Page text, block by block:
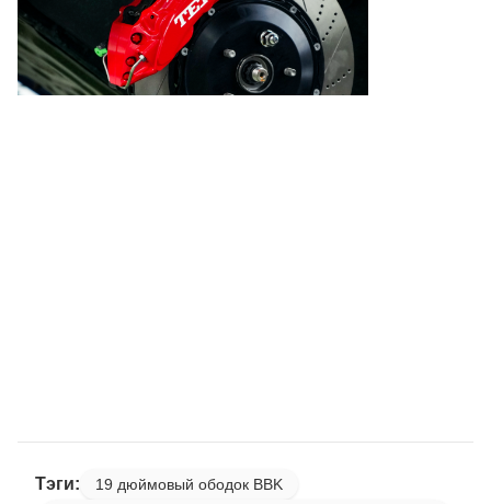
Тэги:
19 дюймовый ободок BBK